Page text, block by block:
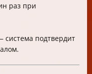
раз при
система подтвердит